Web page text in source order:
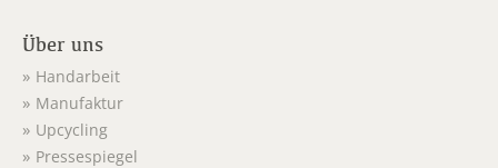
Über uns
Handarbeit
Manufaktur
Upcycling
Pressespiegel